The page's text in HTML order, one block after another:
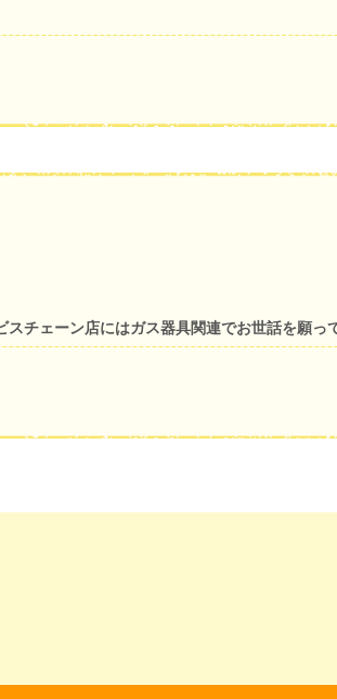
チェーン店にはガス器具関連でお世話を願っ